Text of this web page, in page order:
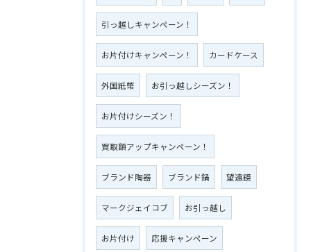
引っ越しキャンペーン！
お片付けキャンペーン！ カードケース
外国紙幣 お引っ越しシーズン！
お片付けシーズン！
買取額アップキャンペーン！
ブランド陶器 ブランド鍋 望遠鏡
マークジェイコブ お引っ越し
お片付け 応援キャンペーン